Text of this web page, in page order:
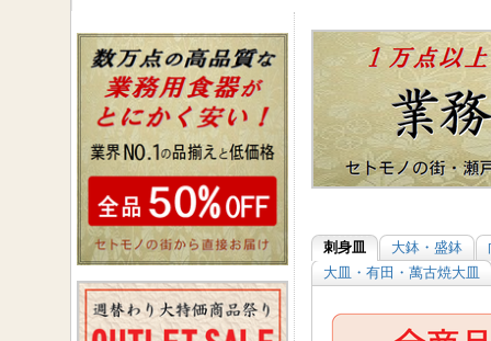
刺身皿 大鉢・盛鉢
大皿・有田・萬古焼大皿